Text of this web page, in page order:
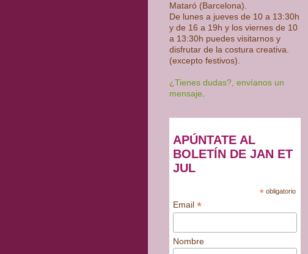
Mataró (Barcelona).
De lunes a jueves de 10 a 13:30h
y de 16 a 19h y los viernes de 10
a 13:30h puedes visitarnos y
disfrutar de la costura creativa.
(excepto festivos).
¿Tienes dudas?, envíanos un
mensaje.
APÚNTATE AL
BOLETÍN DE JAN ET
JUL
*obligatorio
Email*
Nombre